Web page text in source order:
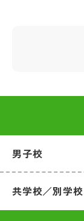
男子校
共学校／別学校